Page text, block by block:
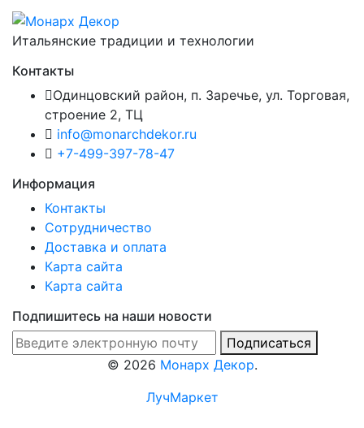
Итальянские традиции и технологии
Контакты
Одинцовский район, п. Заречье, ул. Торговая,
строение 2, ТЦ
info@monarchdekor.ru
+7-499-397-78-47
Информация
Контакты
Сотрудничество
Доставка и оплата
Карта сайта
Карта сайта
Подпишитесь на наши новости
Подписаться
© 2026 Монарх Декор.
ЛучМаркет